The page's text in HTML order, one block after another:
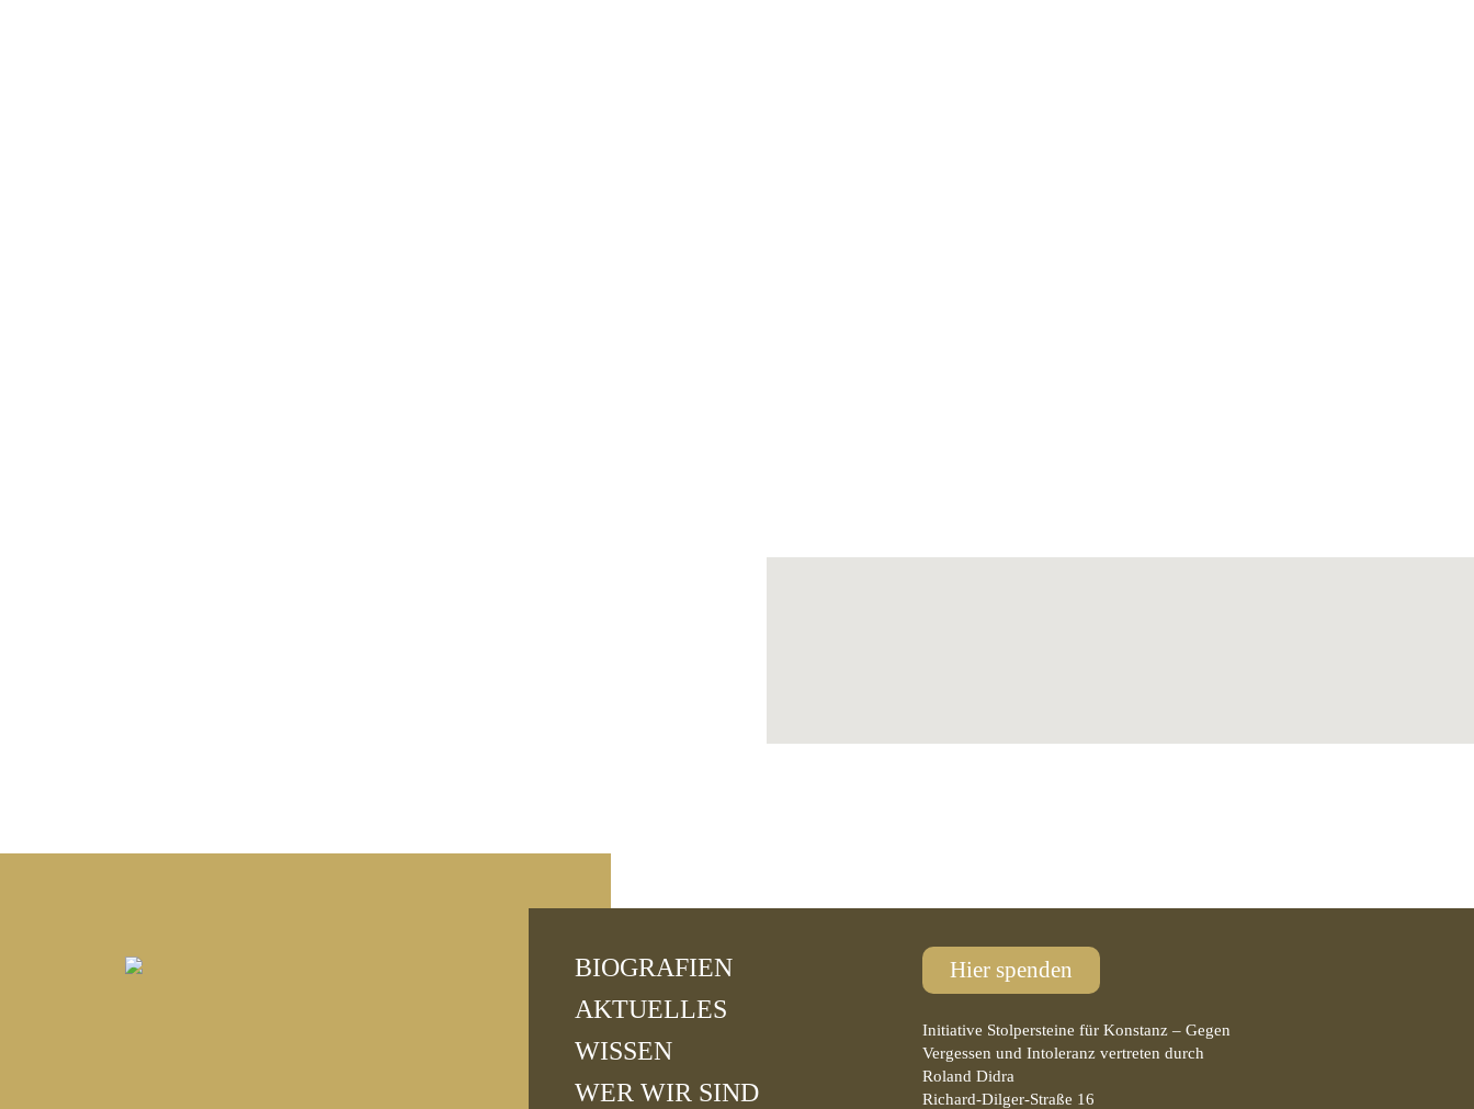
BIOGRAFIEN
AKTUELLES
WISSEN
WER WIR SIND
Hier spenden
Initiative Stolpersteine für Konstanz – Gegen
Vergessen und Intoleranz vertreten durch
Roland Didra
Richard-Dilger-Straße 16